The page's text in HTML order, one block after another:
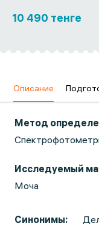
10 490 тенге
Описание
Метод
Исследуемый
Моча
Синонимы: